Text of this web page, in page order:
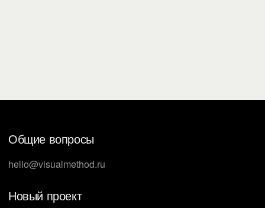
Общие вопросы
hello@visualmethod.ru
Новый проект